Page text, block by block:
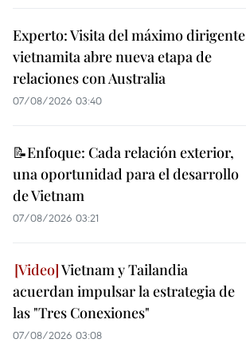
Experto: Visita del máximo dirigente
vietnamita abre nueva etapa de
relaciones con Australia
07/08/2026 03:40
📝Enfoque: Cada relación exterior,
una oportunidad para el desarrollo
de Vietnam
07/08/2026 03:21
Vietnam y Tailandia
acuerdan impulsar la estrategia de
las "Tres Conexiones"
07/08/2026 03:08